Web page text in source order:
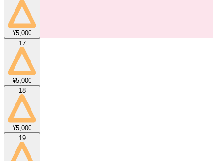
¥5,000
17
¥5,000
18
¥5,000
19